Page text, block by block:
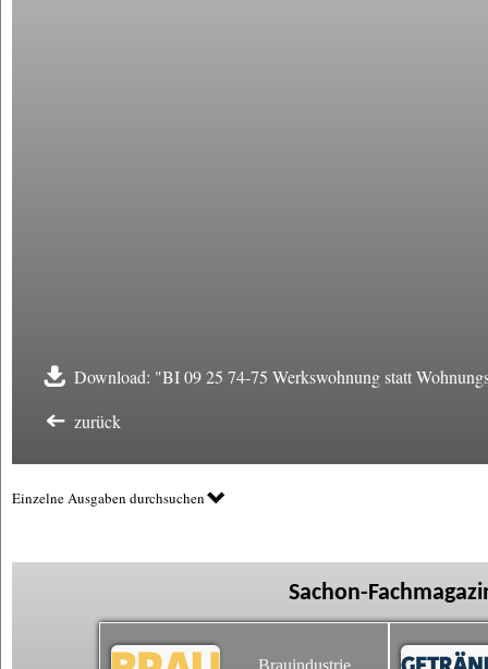
Download: "BI 09 25 74-75 Werkswohnung statt
zurück
Einzelne Ausgaben durchsuchen
Sachon-
Brauindustrie